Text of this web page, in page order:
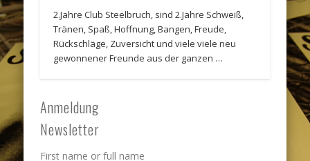
2.Jahre Club Steelbruch, sind 2.Jahre Schweiß,
Tränen, Spaß, Hoffnung, Bangen, Freude,
Rückschläge, Zuversicht und viele viele neu
gewonnener Freunde aus der ganzen …
Anmeldung
Newsletter
First name or full name